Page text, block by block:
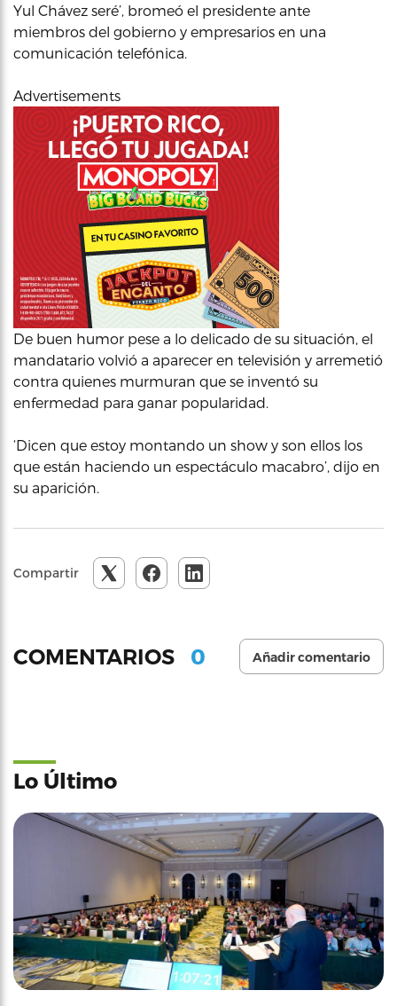
Yul Chávez seré’, bromeó el presidente ante
miembros del gobierno y empresarios en una
comunicación telefónica.
Advertisements
De buen humor pese a lo delicado de su situación, el
mandatario volvió a aparecer en televisión y arremetió
contra quienes murmuran que se inventó su
enfermedad para ganar popularidad.
‘Dicen que estoy montando un show y son ellos los
que están haciendo un espectáculo macabro’, dijo en
su aparición.
Compartir
COMENTARIOS 0 Añadir comentario
Lo Último